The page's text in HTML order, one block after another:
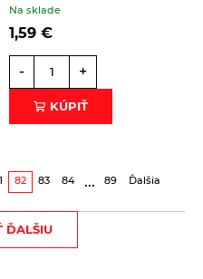
Na sklade
1,59 €
- +
KÚPIŤ
82 83 84 ... 89 Ďalšia
ĎALŠIU